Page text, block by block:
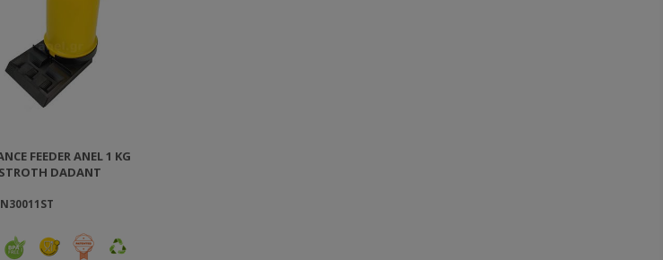
FEEDER ANEL 1 KG
DADANT